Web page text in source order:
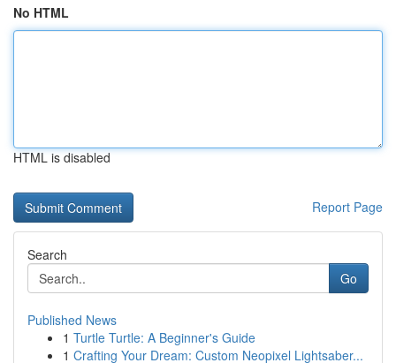
No HTML
HTML is disabled
Report Page
Search
Go
Published News
1 Turtle Turtle: A Beginner's Guide
1 Crafting Your Dream: Custom Neopixel Lightsaber...